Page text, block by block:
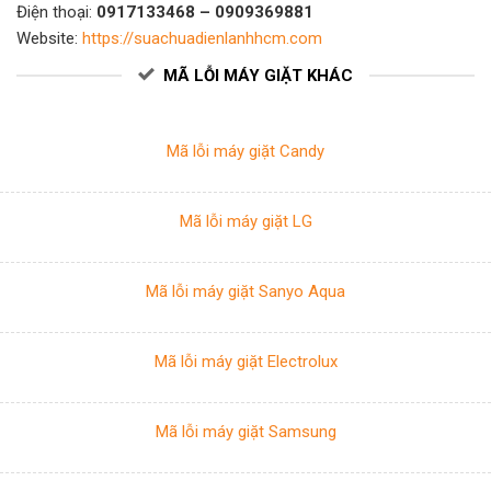
Điện thoại: 0917133468 – 0909369881
Website: https://suachuadienlanhhcm.com
MÃ LỖI MÁY GIẶT KHÁC
Mã lỗi máy giặt Candy
Mã lỗi máy giặt LG
Mã lỗi máy giặt Sanyo Aqua
Mã lỗi máy giặt Electrolux
Mã lỗi máy giặt Samsung